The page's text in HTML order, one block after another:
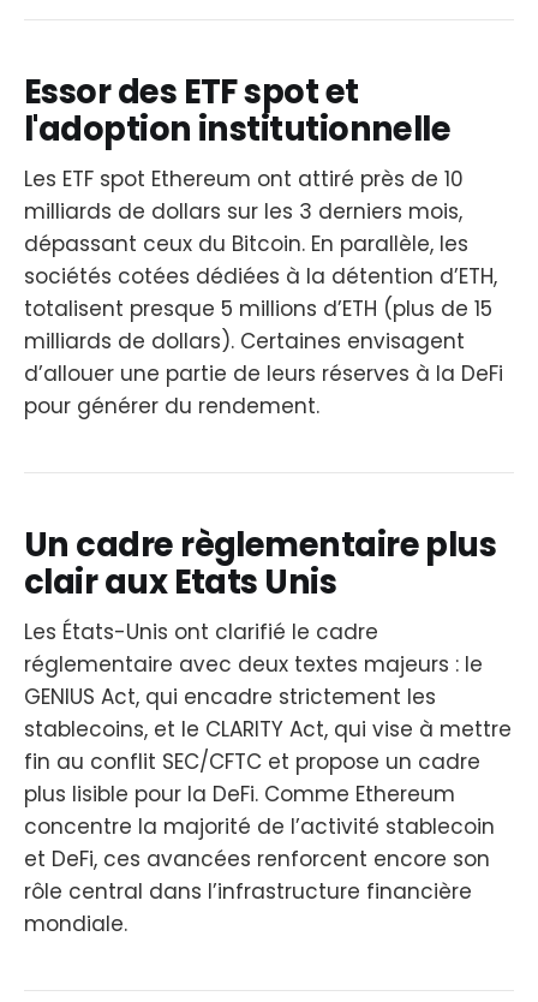
Essor des ETF spot et
l'adoption institutionnelle
Les ETF spot Ethereum ont attiré près de 10
milliards de dollars sur les 3 derniers mois,
dépassant ceux du Bitcoin. En parallèle, les
sociétés cotées dédiées à la détention d’ETH,
totalisent presque 5 millions d’ETH (plus de 15
milliards de dollars). Certaines envisagent
d’allouer une partie de leurs réserves à la DeFi
pour générer du rendement.
Un cadre règlementaire plus
clair aux Etats Unis
Les États-Unis ont clarifié le cadre
réglementaire avec deux textes majeurs : le
GENIUS Act, qui encadre strictement les
stablecoins, et le CLARITY Act, qui vise à mettre
fin au conflit SEC/CFTC et propose un cadre
plus lisible pour la DeFi. Comme Ethereum
concentre la majorité de l’activité stablecoin
et DeFi, ces avancées renforcent encore son
rôle central dans l’infrastructure financière
mondiale.